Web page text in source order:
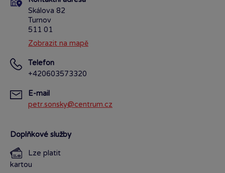
Skálova 82
Turnov
511 01
Zobrazit na mapě
Telefon
+420603573320
E-mail
petr.sonsky@centrum.cz
Doplňkové služby
Lze platit
kartou